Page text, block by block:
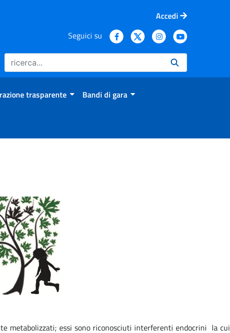
Accedi
Seguici su
trasparente Bandi di gara
metabolizzati; essi sono riconosciuti interferenti endocrini la cui